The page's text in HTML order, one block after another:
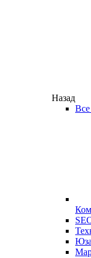
Назад
Все